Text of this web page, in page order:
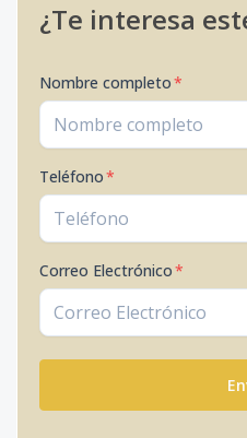
¿Te interesa
Nombre completo*
Teléfono*
Correo Electrónico*